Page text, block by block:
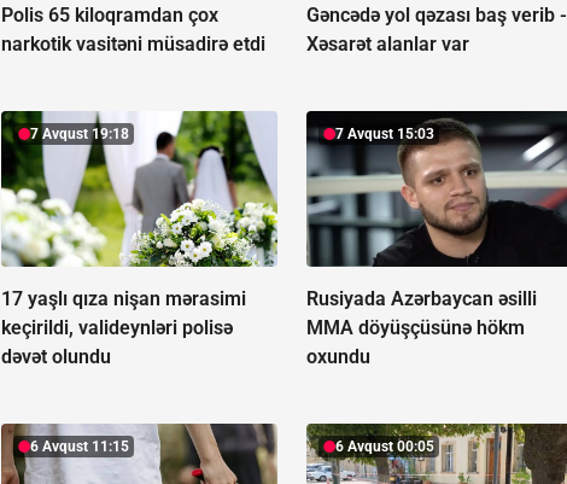
Polis 65 kiloqramdan çox
narkotik vasitəni müsadirə etdi
Gəncədə yol qəzası baş verib -
Xəsarət alanlar var
7 Avqust 19:18
17 yaşlı qıza nişan mərasimi
keçirildi, valideynləri polisə
dəvət olundu
7 Avqust 15:03
Rusiyada Azərbaycan əsilli
MMA döyüşçüsünə hökm
oxundu
6 Avqust 11:15 6 Avqust 00:05